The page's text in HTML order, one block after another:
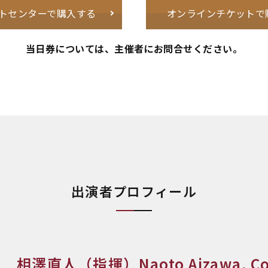
センターで購入する オンラインチケットで
当日券については、主催者にお問合せください。
出演者プロフィール
相澤直人（指揮）Naoto Aizawa,